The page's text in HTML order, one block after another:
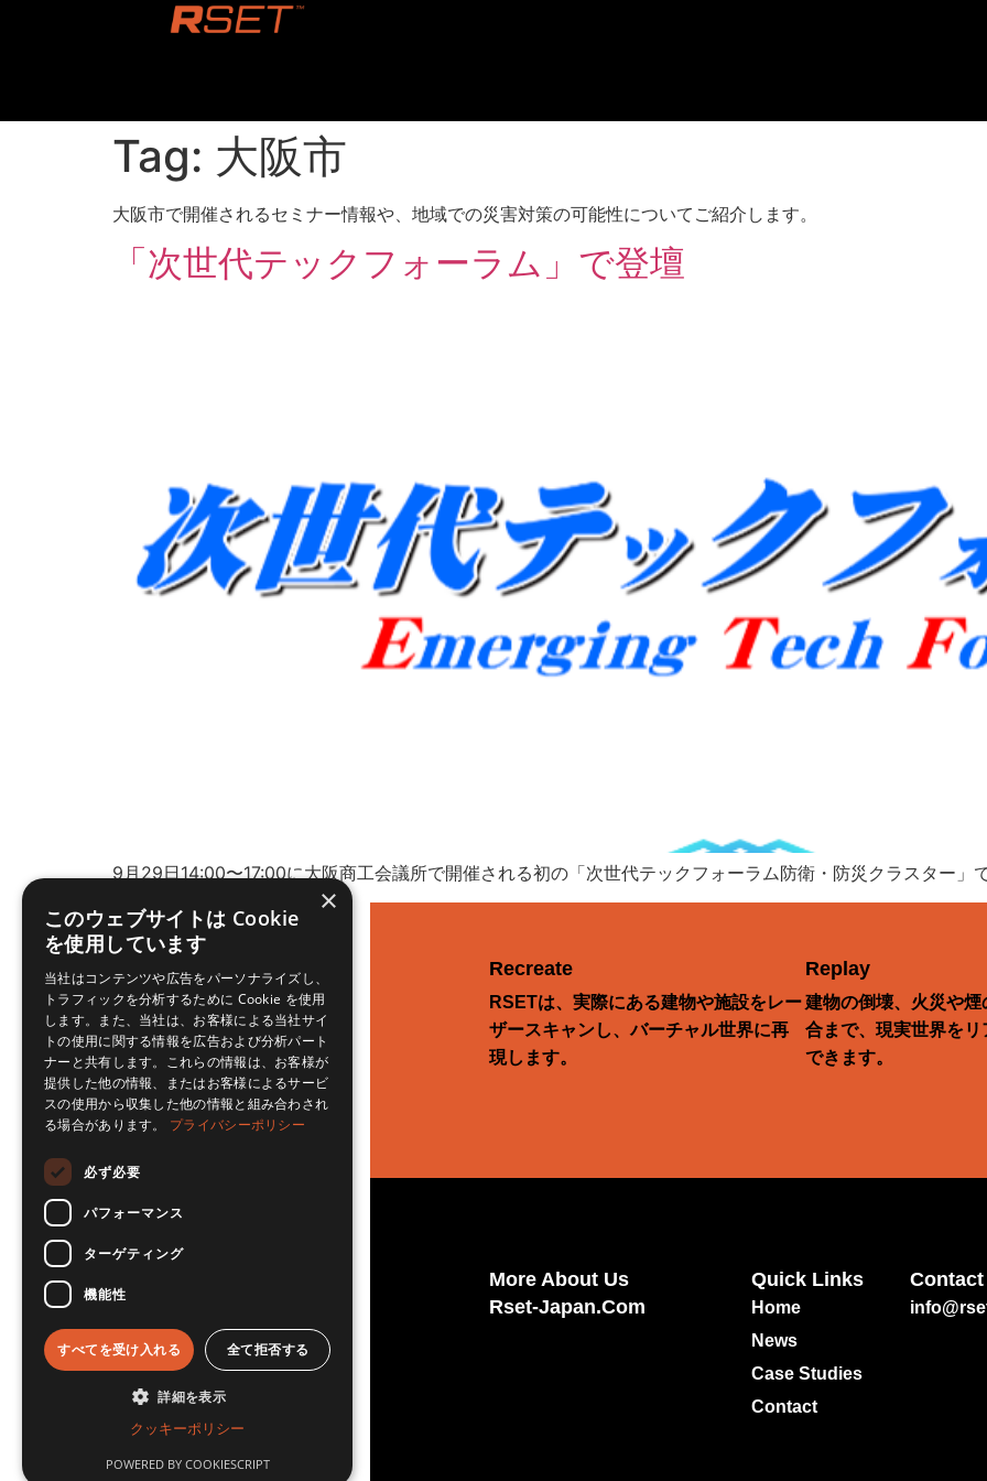
Tag: 大阪市
大阪市で開催されるセミナー情報や、地域での災害対策の可能性についてご紹介します。
「次世代テックフォーラム」で登壇
9月29日14:00〜17:00に大阪商工会議所で開催される初の「次世代テックフォーラム防衛・防災クラスター」
Recreate
RSETは、実際にある建物や施設をレー
ザースキャンし、バーチャル世界に再
現します。
Replay
建物の倒壊、火災や煙
合まで、現実世界をリ
できます。
© RSET Japan 2026 All Rights
Reserved.
"RSET" is a trademark of RSET inc. (USA)
「RSET Japan」日本国内管理：明段舎株式会社
More About Us
Rset-Japan.com
Quick Links
Home
News
Case Studies
Contact
Contact
×
このウェブサイトは Cookie
を使用しています
当社はコンテンツや広告をパーソナライズし、
トラフィックを分析するために Cookie を使用
します。また、当社は、お客様による当社サイ
トの使用に関する情報を広告および分析パート
ナーと共有します。これらの情報は、お客様が
提供した他の情報、またはお客様によるサービ
スの使用から収集した他の情報と組み合わされ
る場合があります。 プライバシーポリシー
必ず必要
パフォーマンス
ターゲティング
機能性
すべてを受け入れる 全て拒否する
詳細を表示
クッキーポリシー
POWERED BY COOKIESCRIPT